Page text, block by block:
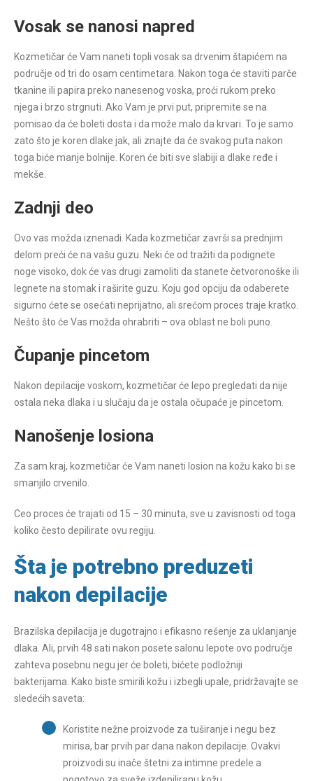
Vosak se nanosi napred
Kozmetičar će Vam naneti topli vosak sa drvenim štapićem na
područje od tri do osam centimetara. Nakon toga će staviti parče
tkanine ili papira preko nanesenog voska, proći rukom preko
njega i brzo strgnuti. Ako Vam je prvi put, pripremite se na
pomisao da će boleti dosta i da može malo da krvari. To je samo
zato što je koren dlake jak, ali znajte da će svakog puta nakon
toga biće manje bolnije. Koren će biti sve slabiji a dlake ređe i
mekše.
Zadnji deo
Ovo vas možda iznenadi. Kada kozmetičar završi sa prednjim
delom preći će na vašu guzu. Neki će od tražiti da podignete
noge visoko, dok će vas drugi zamoliti da stanete četvoronoške ili
legnete na stomak i raširite guzu. Koju god opciju da odaberete
sigurno ćete se osećati neprijatno, ali srećom proces traje kratko.
Nešto što će Vas možda ohrabriti – ova oblast ne boli puno.
Čupanje pincetom
Nakon depilacije voskom, kozmetičar će lepo pregledati da nije
ostala neka dlaka i u slučaju da je ostala očupaće je pincetom.
Nanošenje losiona
Za sam kraj, kozmetičar će Vam naneti losion na kožu kako bi se
smanjilo crvenilo.
Ceo proces će trajati od 15 – 30 minuta, sve u zavisnosti od toga
koliko često depilirate ovu regiju.
Šta je potrebno preduzeti
nakon depilacije
Brazilska depilacija je dugotrajno i efikasno rešenje za uklanjanje
dlaka. Ali, prvih 48 sati nakon posete salonu lepote ovo područje
zahteva posebnu negu jer će boleti, bićete podložniji
bakterijama. Kako biste smirili kožu i izbegli upale, pridržavajte se
sledećih saveta:
Koristite nežne proizvode za tuširanje i negu bez
mirisa, bar prvih par dana nakon depilacije. Ovakvi
proizvodi su inače štetni za intimne predele a